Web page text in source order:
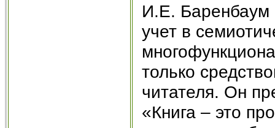
И.Е. Баренбаум
учет в
только
читателя. Он
«Книга – это